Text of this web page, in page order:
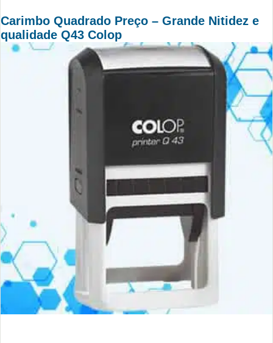
Carimbo Quadrado Preço – Grande Nitidez e
qualidade Q43 Colop